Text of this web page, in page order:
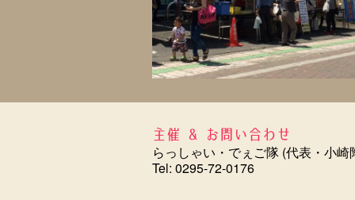
主催 & お問い合わせ
らっしゃい・でぇご隊 (代表・小崎
Tel: 0295-72-0176